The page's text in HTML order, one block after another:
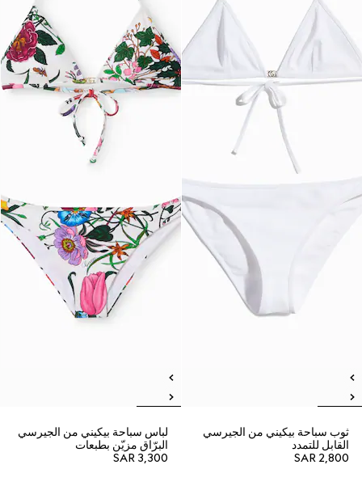
ثوب سباحة بيكيني من الجيرسي
القابل للتمدد
SAR 2,800
لباس سباحة بيكيني من الجيرسي
البرّاق مزيّن بطبعات
SAR 3,300